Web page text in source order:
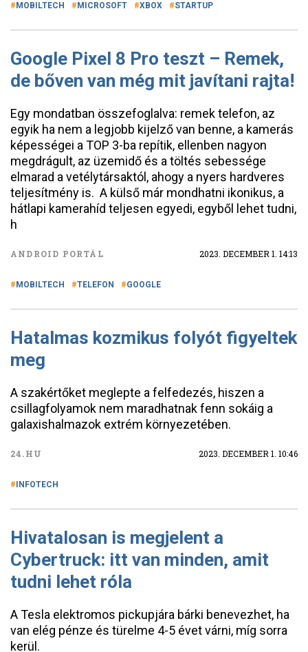
MOBILTECH MICROSOFT XBOX STARTUP
Google Pixel 8 Pro teszt – Remek,
de bőven van még mit javítani rajta!
Egy mondatban összefoglalva: remek telefon, az
egyik ha nem a legjobb kijelző van benne, a kamerás
képességei a TOP 3-ba repítik, ellenben nagyon
megdrágult, az üzemidő és a töltés sebessége
elmarad a vetélytársaktól, ahogy a nyers hardveres
teljesítmény is. A külső már mondhatni ikonikus, a
hátlapi kamerahíd teljesen egyedi, egyből lehet tudni,
h
ANDROID PORTÁL 2023. DECEMBER 1. 14:13
MOBILTECH TELEFON GOOGLE
Hatalmas kozmikus folyót figyeltek
meg
A szakértőket meglepte a felfedezés, hiszen a
csillagfolyamok nem maradhatnak fenn sokáig a
galaxishalmazok extrém környezetében.
24.HU 2023. DECEMBER 1. 10:46
INFOTECH
Hivatalosan is megjelent a
Cybertruck: itt van minden, amit
tudni lehet róla
A Tesla elektromos pickupjára bárki benevezhet, ha
van elég pénze és türelme 4-5 évet várni, míg sorra
kerül.